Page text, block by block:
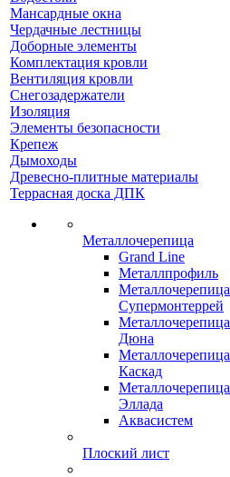
Мансардные окна
Чердачные лестницы
Доборные элементы
Комплектация кровли
Вентиляция кровли
Снегозадержатели
Изоляция
Элементы безопасности
Крепеж
Дымоходы
Древесно-плитные материалы
Террасная доска ДПК
Металлочерепица
Grand Line
Металлпрофиль
Металлочерепица
Супермонтеррей
Металлочерепица
Дюна
Металлочерепица
Каскад
Металлочерепица
Эллада
Аквасистем
Плоский лист